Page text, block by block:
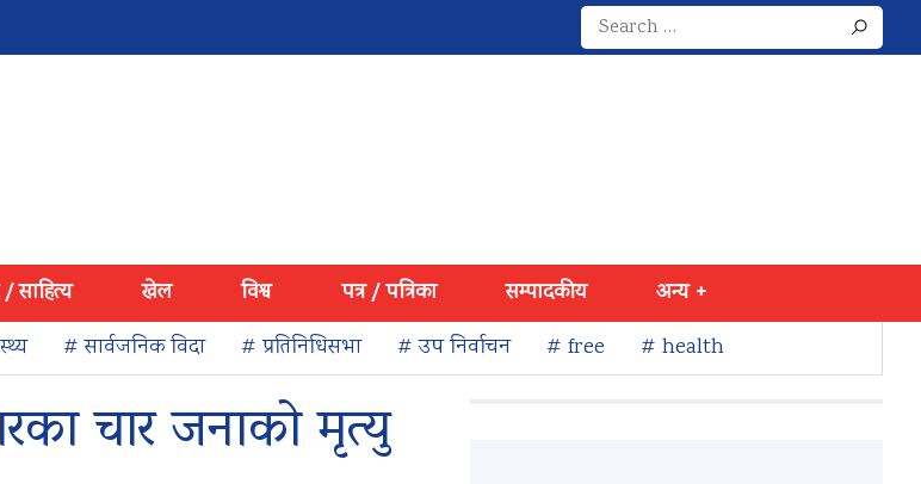
Search
for:
/ साहित्य खेल विश्व पत्र / पत्रिका सम्पादकीय
अन्य +
# सार्वजनिक विदा # प्रतिनिधिसभा # उप निर्वाचन # free # health
चार जनाको मृत्यु